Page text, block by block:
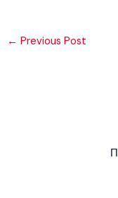
← Previous Post